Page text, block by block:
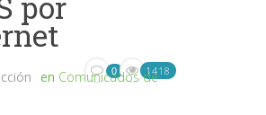
en Comunicados de
0 1418